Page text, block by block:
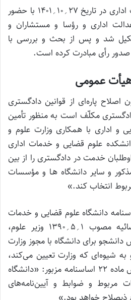
هیأت عمومی دیوان عدالت اداری در تاریخ ۲۷؍۱۰؍۱۴۰۱ با حضور
اداری و رؤسا و مستشاران و
شد و پس از بحث و بررسی با
صدور رأی مبادرت کرده است.
عمومی
ماده ۳۵ قانون اصلاح پاره‌ای از قوانین دادگستری
: «دادگستری مکلّف است به منظور تأمین
و اداری با همکاری وزارت علوم و
علوم قضایی و خدمات اداری
خدمت در دادگستری را از بین
و سایر دانشگاه هـا و مؤسسات
انتخاب کند.»
به موجب ماده ۱۸ اساسنامه دانشگاه علوم قضایی و خدمات
اداری وابسته به قوه قضائیه مصوب ۱؍۵؍۱۳۹۰ وزیر علوم،
برای دانشگاه با مجوز وزارت
به شیوه‌ای که وزارت تعیین می‌کند،
صورت می‌پذیرد» و براساس ماده ۲۲ اساسنامه مزبور: «دانشگاه
مربوط و ضوابط و آیین‌نامه‌های